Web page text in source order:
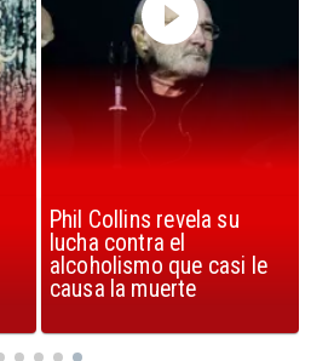
U2 lanza nuevo sencillo
con estribillo en español:
Streets of Dreams